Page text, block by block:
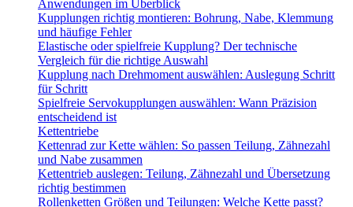
Anwendungen im Überblick
Kupplungen richtig montieren: Bohrung, Nabe, Klemmung
und häufige Fehler
Elastische oder spielfreie Kupplung? Der technische
Vergleich für die richtige Auswahl
Kupplung nach Drehmoment auswählen: Auslegung Schritt
für Schritt
Spielfreie Servokupplungen auswählen: Wann Präzision
entscheidend ist
Kettentriebe
Kettenrad zur Kette wählen: So passen Teilung, Zähnezahl
und Nabe zusammen
Kettentrieb auslegen: Teilung, Zähnezahl und Übersetzung
richtig bestimmen
Rollenketten Größen und Teilungen: Welche Kette passt?